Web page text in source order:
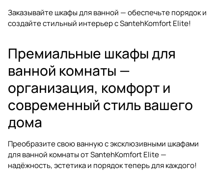
Заказывайте шкафы для ванной — обеспечьте порядок и
создайте стильный интерьер с SantehKomfort Elite!
Премиальные шкафы для
ванной комнаты —
организация, комфорт и
современный стиль вашего
дома
Преобразите свою ванную с эксклюзивными шкафами
для ванной комнатыот SantehKomfort Elite —
надёжность, эстетика и порядок теперь для каждого!